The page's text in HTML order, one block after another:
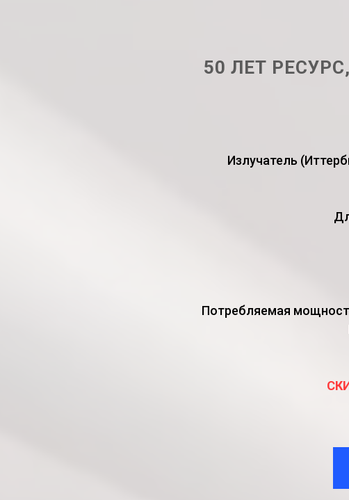
50 ЛЕТ
Излучатель
Потребляемая